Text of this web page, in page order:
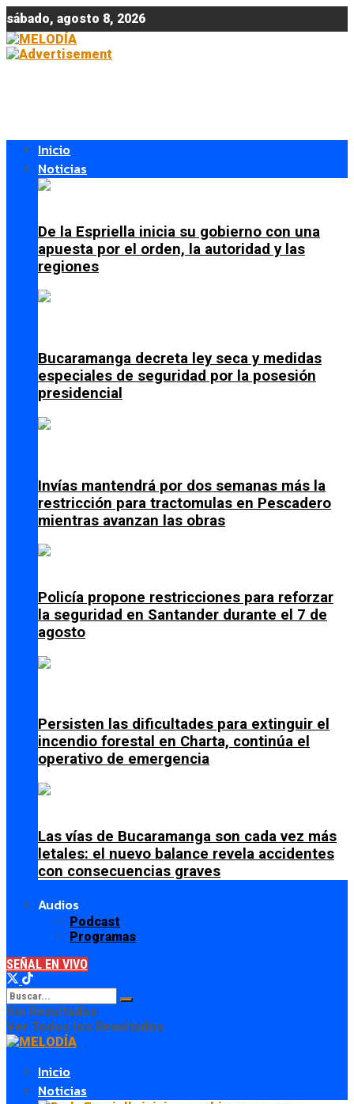
sábado, agosto 8, 2026
Inicio
Noticias
De la Espriella inicia su gobierno con una
apuesta por el orden, la autoridad y las
regiones
Bucaramanga decreta ley seca y medidas
especiales de seguridad por la posesión
presidencial
Invías mantendrá por dos semanas más la
restricción para tractomulas en Pescadero
mientras avanzan las obras
Policía propone restricciones para reforzar
la seguridad en Santander durante el 7 de
agosto
Persisten las dificultades para extinguir el
incendio forestal en Charta, continúa el
operativo de emergencia
Las vías de Bucaramanga son cada vez más
letales: el nuevo balance revela accidentes
con consecuencias graves
Audios
Podcast
Programas
SEÑAL EN VIVO
Sin Resultados
Ver Todos los Resultados
Inicio
Noticias